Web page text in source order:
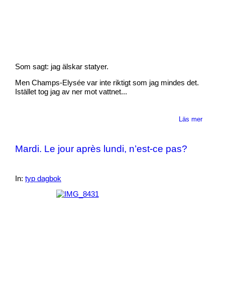
Som sagt: jag älskar statyer.
Men Champs-Elysée var inte riktigt som jag mindes det.
Istället tog jag av ner mot vattnet...
Läs mer
Mardi. Le jour après lundi, n’est-ce pas?
In: typ dagbok